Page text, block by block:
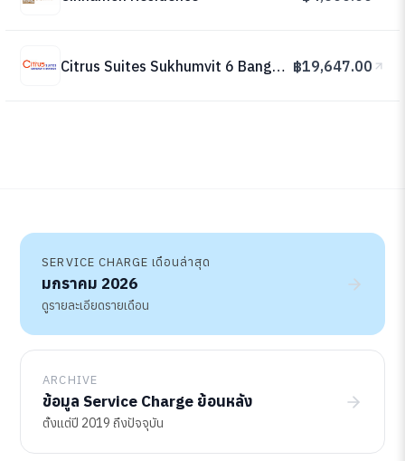
Citrus Suites Sukhumvit 6 Bangkok ฿19,647.00
SERVICE CHARGE เดือนล่าสุด
มกราคม 2026
ดูรายละเอียดรายเดือน
ARCHIVE
ข้อมูล Service Charge ย้อนหลัง
ตั้งแต่ปี 2019 ถึงปัจจุบัน